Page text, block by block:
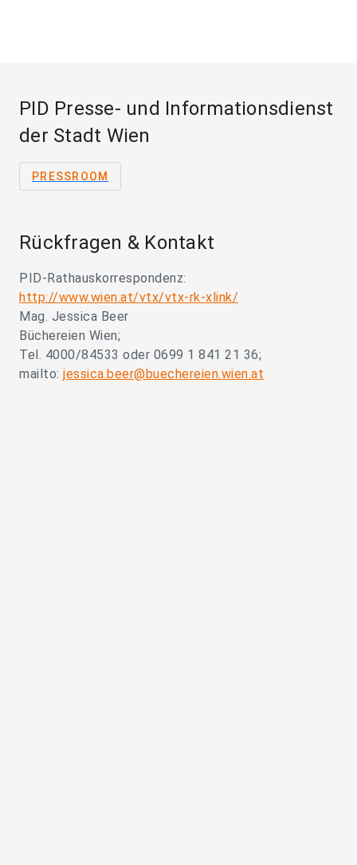
PID Presse- und Informationsdienst
der Stadt Wien
PRESSROOM
Rückfragen & Kontakt
PID-Rathauskorrespondenz:
http://www.wien.at/vtx/vtx-rk-xlink/
Mag. Jessica Beer
Büchereien Wien;
Tel. 4000/84533 oder 0699 1 841 21 36;
mailto: jessica.beer@buechereien.wien.at